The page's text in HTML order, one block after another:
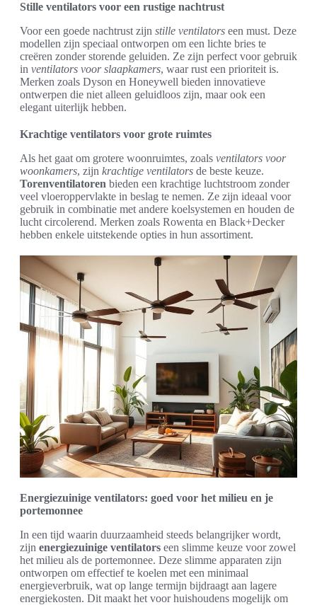
Stille ventilators voor een rustige nachtrust
Voor een goede nachtrust zijn stille ventilators een must. Deze
modellen zijn speciaal ontworpen om een lichte bries te
creëren zonder storende geluiden. Ze zijn perfect voor gebruik
in ventilators voor slaapkamers, waar rust een prioriteit is.
Merken zoals Dyson en Honeywell bieden innovatieve
ontwerpen die niet alleen geluidloos zijn, maar ook een
elegant uiterlijk hebben.
Krachtige ventilators voor grote ruimtes
Als het gaat om grotere woonruimtes, zoals ventilators voor
woonkamers, zijn krachtige ventilators de beste keuze.
Torenventilatoren bieden een krachtige luchtstroom zonder
veel vloeroppervlakte in beslag te nemen. Ze zijn ideaal voor
gebruik in combinatie met andere koelsystemen en houden de
lucht circolerend. Merken zoals Rowenta en Black+Decker
hebben enkele uitstekende opties in hun assortiment.
Energiezuinige ventilators: goed voor het milieu en je
portemonnee
In een tijd waarin duurzaamheid steeds belangrijker wordt,
zijn energiezuinige ventilators een slimme keuze voor zowel
het milieu als de portemonnee. Deze slimme apparaten zijn
ontworpen om effectief te koelen met een minimaal
energieverbruik, wat op lange termijn bijdraagt aan lagere
energiekosten. Dit maakt het voor huishoudens mogelijk om